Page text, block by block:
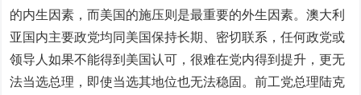
的内生因素，而美国的施压则是最重要的外生因素。澳大利
亚国内主要政党均同美国保持长期、密切联系，任何政党或
领导人如果不能得到美国认可，很难在党内得到提升，更无
法当选总理，即使当选其地位也无法稳固。前工党总理陆克